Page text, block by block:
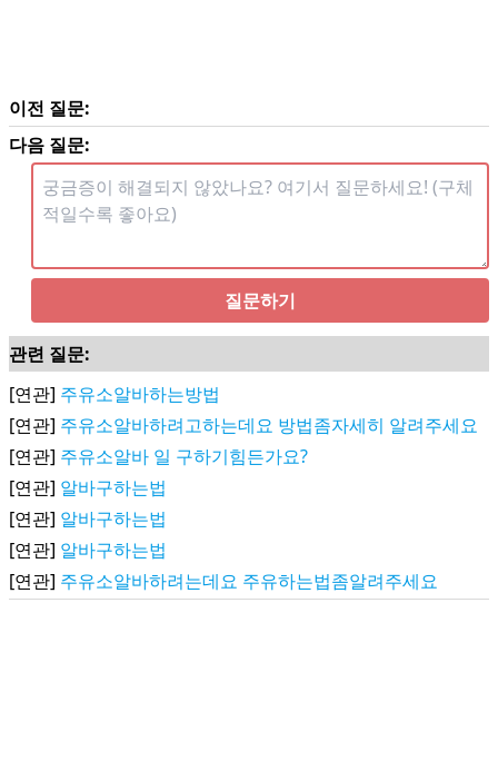
이전 질문:
다음 질문:
질문하기
관련 질문:
[연관] 주유소알바하는방법
[연관] 주유소알바하려고하는데요 방법좀자세히 알려주세요
[연관] 주유소알바 일 구하기힘든가요?
[연관] 알바구하는법
[연관] 알바구하는법
[연관] 알바구하는법
[연관] 주유소알바하려는데요 주유하는법좀알려주세요